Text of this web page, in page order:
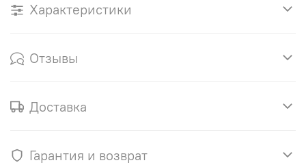
Характеристики
Отзывы
Доставка
Гарантия и возврат